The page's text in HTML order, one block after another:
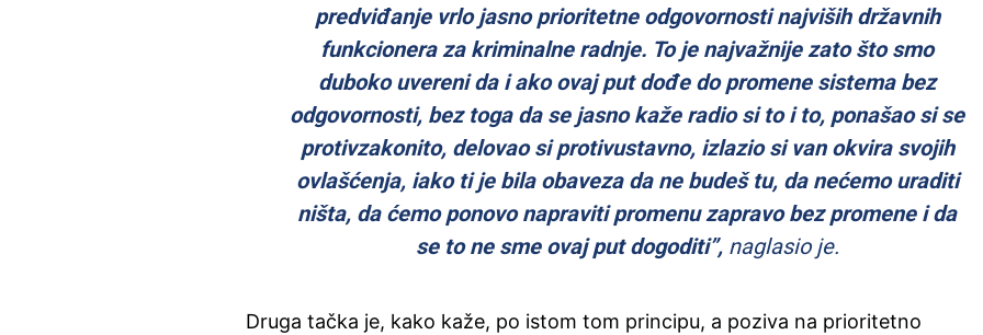
predviđanje vrlo jasno prioritetne odgovornosti najviših državnih
funkcionera za kriminalne radnje. To je najvažnije zato što smo
duboko uvereni da i ako ovaj put dođe do promene sistema bez
odgovornosti, bez toga da se jasno kaže radio si to i to, ponašao si se
protivzakonito, delovao si protivustavno, izlazio si van okvira svojih
ovlašćenja, iako ti je bila obaveza da ne budeš tu, da nećemo uraditi
ništa, da ćemo ponovo napraviti promenu zapravo bez promene i da
se to ne sme ovaj put dogoditi”, naglasio je.
Druga tačka je, kako kaže, po istom tom principu, a poziva na prioritetno